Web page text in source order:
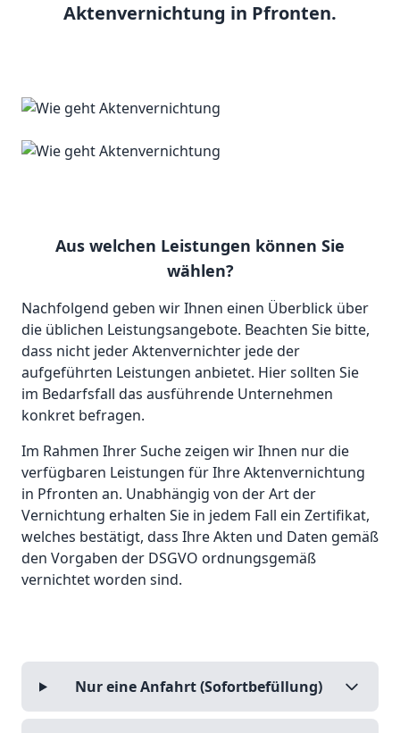
Aktenvernichtung in Pfronten.
Aus welchen Leistungen können Sie
wählen?
Nachfolgend geben wir Ihnen einen Überblick über
die üblichen Leistungsangebote. Beachten Sie bitte,
dass nicht jeder Aktenvernichter jede der
aufgeführten Leistungen anbietet. Hier sollten Sie
im Bedarfsfall das ausführende Unternehmen
konkret befragen.
Im Rahmen Ihrer Suche zeigen wir Ihnen nur die
verfügbaren Leistungen für Ihre Aktenvernichtung
in Pfronten an. Unabhängig von der Art der
Vernichtung erhalten Sie in jedem Fall ein Zertifikat,
welches bestätigt, dass Ihre Akten und Daten gemäß
den Vorgaben der DSGVO ordnungsgemäß
vernichtet worden sind.
Nur eine Anfahrt (Sofortbefüllung)